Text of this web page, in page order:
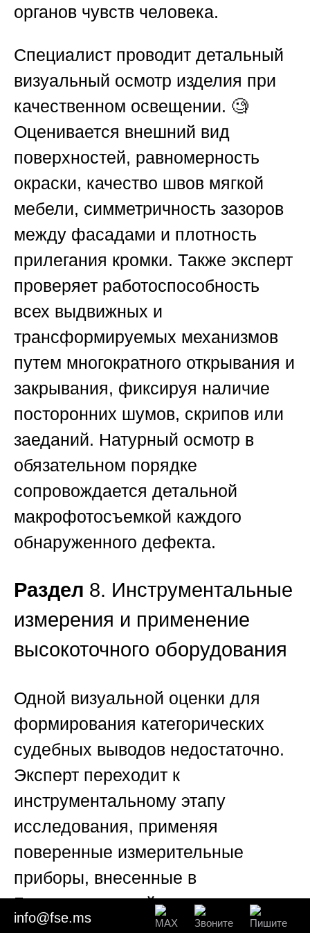
органов чувств человека.
Специалист проводит детальный
визуальный осмотр изделия при
качественном освещении. 🧐
Оценивается внешний вид
поверхностей, равномерность
окраски, качество швов мягкой
мебели, симметричность зазоров
между фасадами и плотность
прилегания кромки. Также эксперт
проверяет работоспособность
всех выдвижных и
трансформируемых механизмов
путем многократного открывания и
закрывания, фиксируя наличие
посторонних шумов, скрипов или
заеданий. Натурный осмотр в
обязательном порядке
сопровождается детальной
макрофотосъемкой каждого
обнаруженного дефекта.
Раздел 8. Инструментальные
измерения и применение
высокоточного оборудования
Одной визуальной оценки для
формирования категорических
судебных выводов недостаточно.
Эксперт переходит к
инструментальному этапу
исследования, применяя
поверенные измерительные
приборы, внесенные в
Государственный реестр средств
измерений РФ. 📡 В арсенале
info@fse.ms